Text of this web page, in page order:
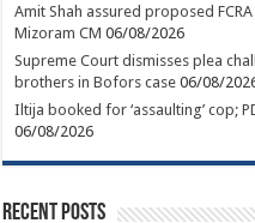
Amit Shah assured proposed
Mizoram CM 06/08/2026
Supreme Court dismisses plea
brothers in Bofors case 06/08/
Iltija booked for ‘assaulting’ cop;
06/08/2026
Recent Posts